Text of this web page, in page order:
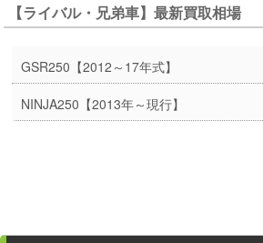
【ライバル・兄弟車】最新買取相場
GSR250【2012～17年式】
NINJA250【2013年～現行】